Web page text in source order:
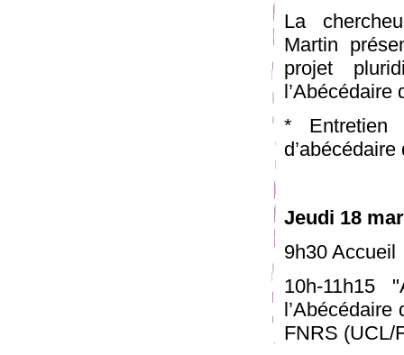
La
Martin
projet
l’Abécédaire
* Entretien
Jeudi 18
9h30 Accueil
10h-11h15
FNRS (UCL/